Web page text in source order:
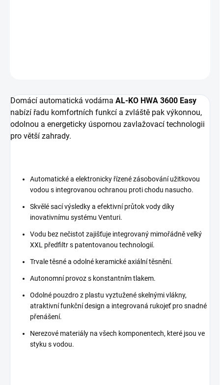
Domácí automatická vodárna AL-KO HWA 3600 Easy
nabízí řadu komfortních funkcí a zvláště pak výkonnou,
odolnou a energeticky úspornou zavlažovací technologii
pro větší zahrady.
Automatické a elektronicky řízené zásobování užitkovou
vodou s integrovanou ochranou proti chodu nasucho.
Skvělé sací výsledky a efektivní průtok vody díky
inovativnímu systému Venturi.
Vodu bez nečistot zajišťuje integrovaný mimořádně velký
XXL předfiltr s patentovanou technologií.
Trvale těsné a odolné keramické axiální těsnění.
Autonomní provoz s konstantním tlakem.
Odolné pouzdro z plastu vyztužené skelnými vlákny,
atraktivní funkční design a integrovaná rukojeť pro snadné
přenášení.
Nerezové materiály na všech komponentech, které jsou ve
styku s vodou.